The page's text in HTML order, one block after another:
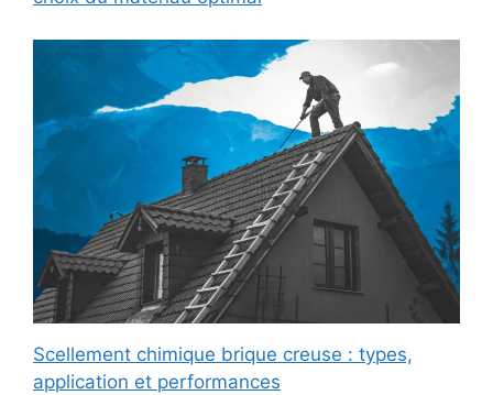
Scellement chimique brique creuse : types,
application et performances